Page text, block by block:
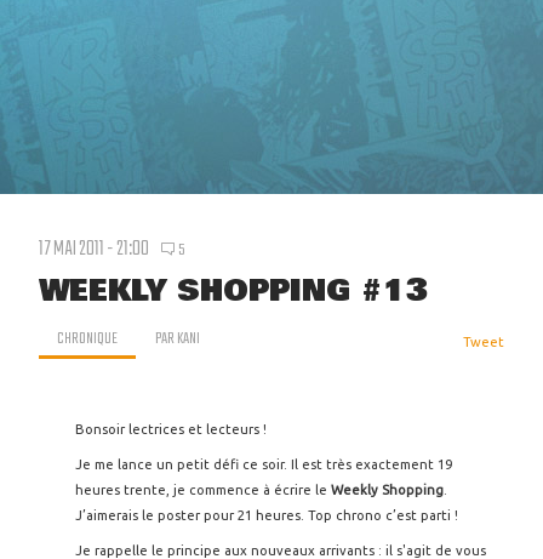
17 MAI 2011 - 21:00 5
WEEKLY SHOPPING #13
CHRONIQUE PARKANI Tweet
Bonsoir lectrices et lecteurs !
Je me lance un petit défi ce soir. Il est très exactement 19
heures trente, je commence à écrire le Weekly Shopping
J’aimerais le poster pour 21 heures. Top chrono c’est parti !
Je rappelle le principe aux nouveaux arrivants : il s'agit de vous